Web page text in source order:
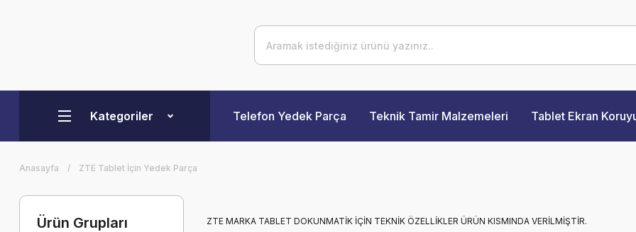
Kategoriler Telefon Yedek Parça Teknik Tamir Malzemeleri Tablet Ekran
Anasayfa ZTE Tablet İçin Yedek Parça
Ürün Grupları ZTE MARKA TABLET DOKUNMATİK İÇİN TEKNİK ÖZELLİKLER ÜRÜN KISMINDA VERİLMİŞTİR.